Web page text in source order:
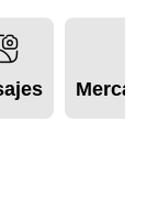
mar y
de
a